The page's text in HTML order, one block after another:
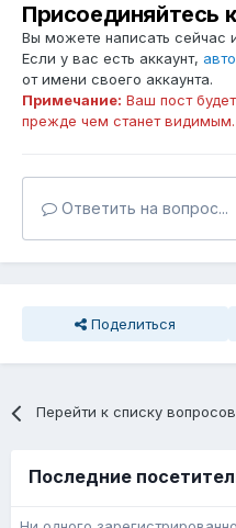
Присоединяйтесь
Вы можете написать сейчас
Если у вас есть аккаунт,
от имени своего аккаунта.
Примечание: Ваш пост
прежде чем станет видимым.
Ответить на вопрос...
Поделиться
Перейти к списку вопросов
Последние